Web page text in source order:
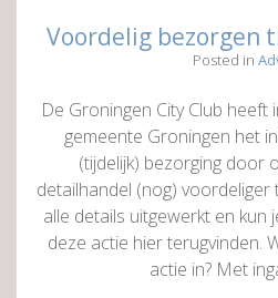
Voordelig bezorgen
Posted in
De Groningen City Club heeft
gemeente Groningen het
(tijdelijk) bezorging door
detailhandel (nog) voordeliger
alle details uitgewerkt en kun
deze actie hier terugvinden.
actie in? Met